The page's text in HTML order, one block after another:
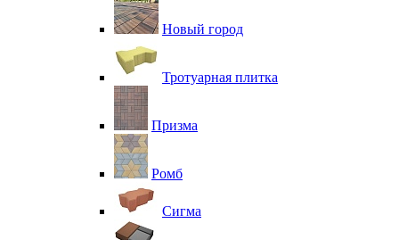
Новый город
Тротуарная плитка
Призма
Ромб
Сигма